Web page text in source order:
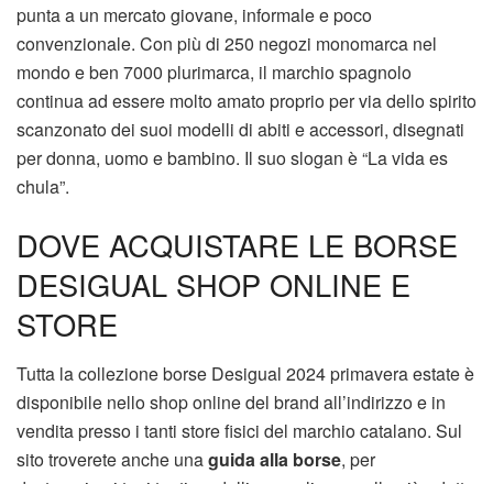
punta a un mercato giovane, informale e poco
convenzionale. Con più di 250 negozi monomarca nel
mondo e ben 7000 plurimarca, il marchio spagnolo
continua ad essere molto amato proprio per via dello spirito
scanzonato dei suoi modelli di abiti e accessori, disegnati
per donna, uomo e bambino. Il suo slogan è “La vida es
chula”.
DOVE ACQUISTARE LE BORSE
DESIGUAL SHOP ONLINE E
STORE
Tutta la collezione borse Desigual 2024 primavera estate è
disponibile nello shop online del brand all’indirizzo e in
vendita presso i tanti store fisici del marchio catalano. Sul
sito troverete anche unaguida alla borse, per